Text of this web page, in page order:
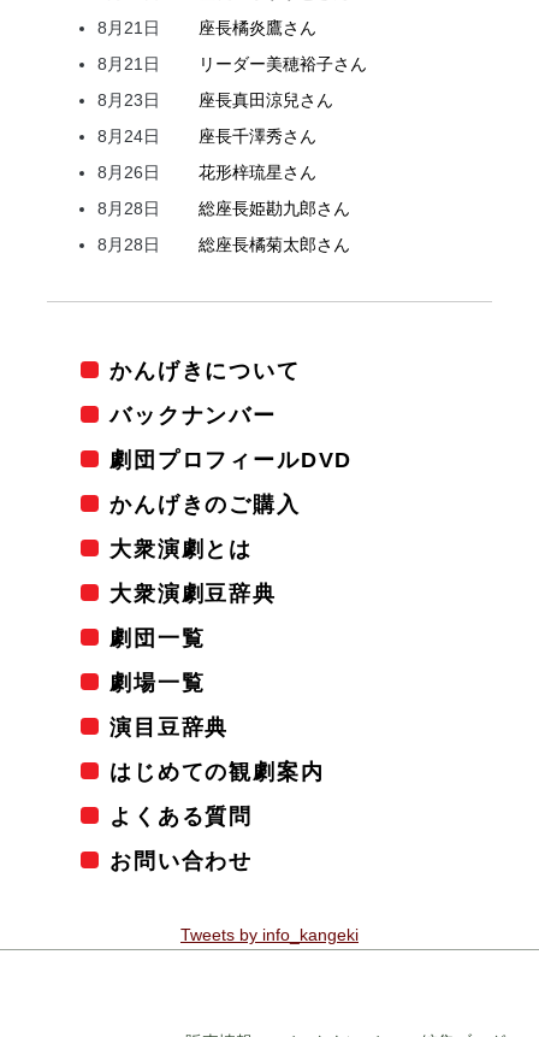
8月21日
座長橘炎鷹さん
8月21日
リーダー美穂裕子さん
8月23日
座長真田涼兒さん
8月24日
座長千澤秀さん
8月26日
花形梓琉星さん
8月28日
総座長姫勘九郎さん
8月28日
総座長橘菊太郎さん
かんげきについて
バックナンバー
劇団プロフィールDVD
かんげきのご購入
大衆演劇とは
大衆演劇豆辞典
劇団一覧
劇場一覧
演目豆辞典
はじめての観劇案内
よくある質問
お問い合わせ
Tweets by info_kangeki